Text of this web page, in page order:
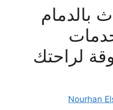
بالدمام
خدمات
لراحتك
Nourhan